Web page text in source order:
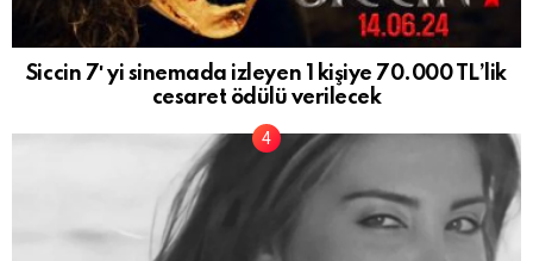
Siccin 7′ yi sinemada izleyen 1 kişiye 70.000 TL’lik
cesaret ödülü verilecek